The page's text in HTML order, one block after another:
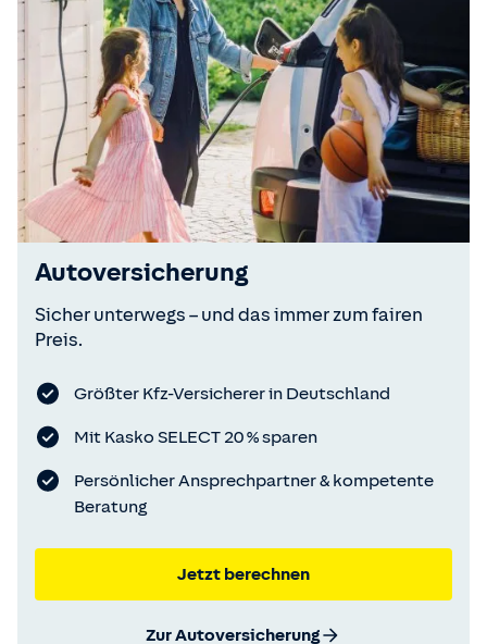
Autoversicherung
Sicher unterwegs – und das immer zum fairen
Preis.
Größter Kfz-Versicherer in Deutschland
Mit Kasko SELECT 20 % sparen
Persönlicher Ansprechpartner & kompetente
Beratung
Jetzt berechnen
Zur Autoversicherung